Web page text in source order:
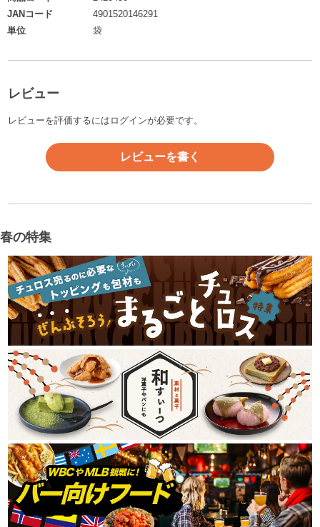
JANコード
4901520146291
単位
袋
レビュー
レビューを評価するには ログインが必要です。
レビューを書く
春の特集